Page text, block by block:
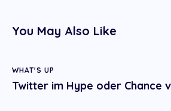
You May Also Like
WHAT'S UP
Twitter im Hype oder Chance